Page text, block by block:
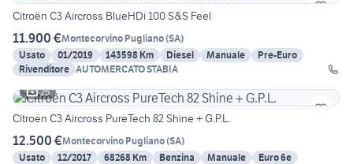
Citroën C3 Aircross BlueHDi 100 S&S Feel
11.900 €Montecorvino Pugliano(SA)
Usato
01/2019 143598 Km Diesel Manuale
Pre-Euro
Rivenditore AUTOMERCATO STABIA
25
Citroën C3 Aircross PureTech 82 Shine + G.P.L.
12.500 €Montecorvino Pugliano(SA)
Usato
12/2017 68268 Km Benzina Manuale
Euro 6e